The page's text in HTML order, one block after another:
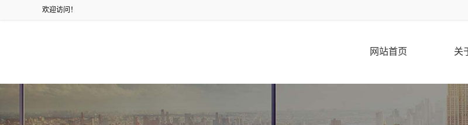
欢迎访问！
网站首页 关